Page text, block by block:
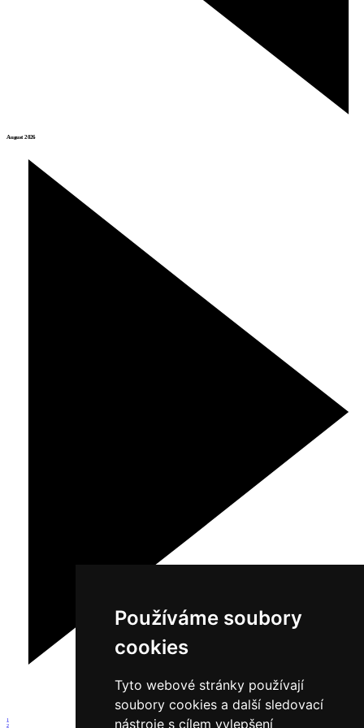
Používáme soubory
cookies
Tyto webové stránky používají
soubory cookies a další sledovací
nástroje s cílem vylepšení
August 2026
1
2